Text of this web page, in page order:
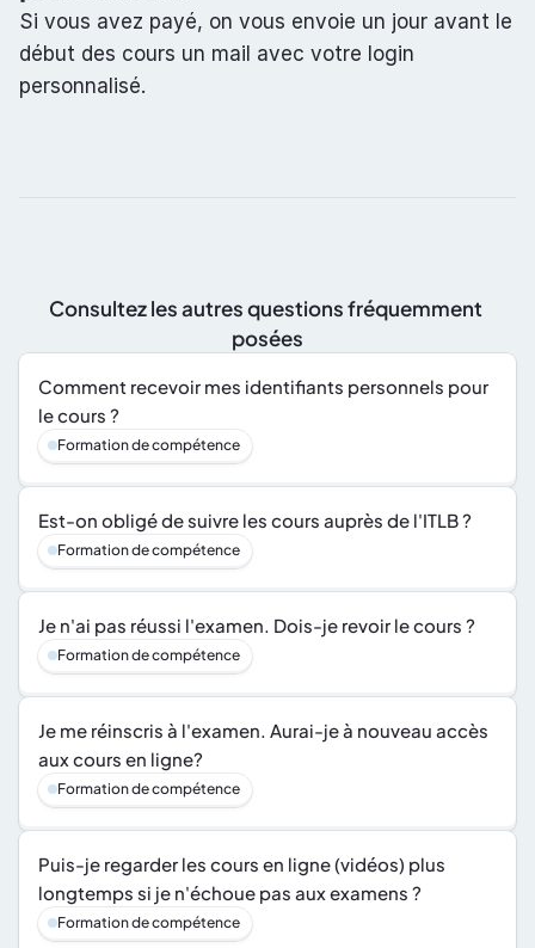
Si vous avez payé, on vous envoie un jour avant le
début des cours un mail avec votre login
personnalisé.
Consultez les autres questions fréquemment
posées
Comment recevoir mes identifiants personnels pour
le cours ?
Formation de compétence
Est-on obligé de suivre les cours auprès de l'ITLB ?
Formation de compétence
Je n'ai pas réussi l'examen. Dois-je revoir le cours ?
Formation de compétence
Je me réinscris à l'examen. Aurai-je à nouveau accès
aux cours en ligne?
Formation de compétence
Puis-je regarder les cours en ligne (vidéos) plus
longtemps si je n'échoue pas aux examens ?
Formation de compétence